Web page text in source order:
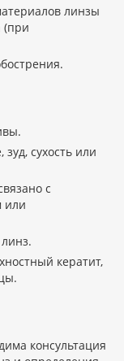
линзы
(при
сухость или
с
или
кератит,
консультация